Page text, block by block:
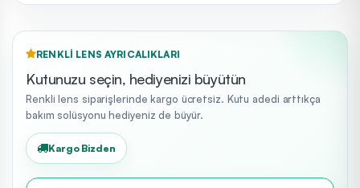
RENKLI LENS AYRICALIKLARI
Kutunuzu seçin, hediyenizi büyütün
Renkli lens siparişlerinde kargo ücretsiz. Kutu adedi arttıkça
bakım solüsyonu hediyeniz de büyür.
Kargo Bizden